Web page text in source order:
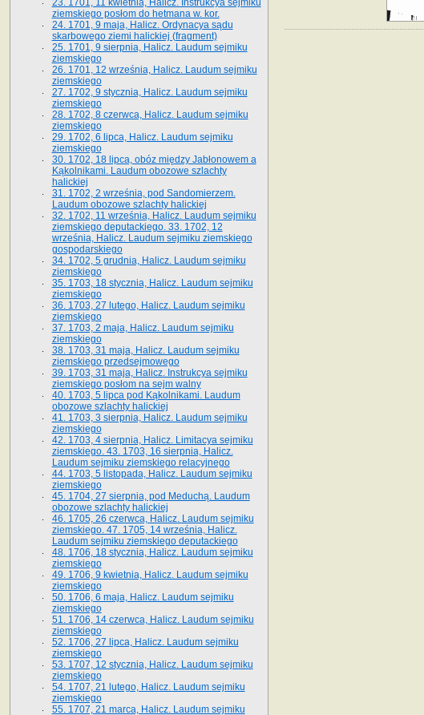
23. 1701, 11 kwietnia, Halicz. Instrukcya sejmiku
ziemskiego posłom do hetmana w. kor.
24. 1701, 9 maja, Halicz. Ordynacya sądu
skarbowego ziemi halickiej (fragment)
25. 1701, 9 sierpnia, Halicz. Laudum sejmiku
ziemskiego
26. 1701, 12 września, Halicz. Laudum sejmiku
ziemskiego
27. 1702, 9 stycznia, Halicz. Laudum sejmiku
ziemskiego
28. 1702, 8 czerwca, Halicz. Laudum sejmiku
ziemskiego
29. 1702, 6 lipca, Halicz. Laudum sejmiku
ziemskiego
30. 1702, 18 lipca, obóz między Jabłonowem a
Kąkolnikami. Laudum obozowe szlachty
halickiej
31. 1702, 2 września, pod Sandomierzem.
Laudum obozowe szlachty halickiej
32. 1702, 11 września, Halicz. Laudum sejmiku
ziemskiego deputackiego. 33. 1702, 12
września, Halicz. Laudum sejmiku ziemskiego
gospodarskiego
34. 1702, 5 grudnia, Halicz. Laudum sejmiku
ziemskiego
35. 1703, 18 stycznia, Halicz. Laudum sejmiku
ziemskiego
36. 1703, 27 lutego, Halicz. Laudum sejmiku
ziemskiego
37. 1703, 2 maja, Halicz. Laudum sejmiku
ziemskiego
38. 1703, 31 maja, Halicz. Laudum sejmiku
ziemskiego przedsejmowego
39. 1703, 31 maja, Halicz. Instrukcya sejmiku
ziemskiego posłom na sejm walny
40. 1703, 5 lipca pod Kąkolnikami. Laudum
obozowe szlachty halickiej
41­. 1703, 3 sierpnia, Halicz. Laudum sejmiku
ziemskiego
42. 1703, 4 sierpnia, Halicz. Limitacya sejmiku
ziemskiego. 43. 1703, 16 sierpnia, Halicz.
Laudum sejmiku ziemskiego relacyjnego
44. 1703, 5 listopada, Halicz. Laudum sejmiku
ziemskiego
45. 1704, 27 sierpnia, pod Meduchą. Laudum
obozowe szlachty halickiej
46. 1705, 26 czerwca, Halicz. Laudum sejmiku
ziemskiego. 47. 1705, 14 września, Halicz.
Laudum sejmiku ziemskiego deputackiego
48. 1706, 18 stycznia, Halicz. Laudum sejmiku
ziemskiego
49. 1706, 9 kwietnia, Halicz. Laudum sejmiku
ziemskiego
50. 1706, 6 maja, Halicz. Laudum sejmiku
ziemskiego
51. 1706, 14 czerwca, Halicz. Laudum sejmiku
ziemskiego
52. 1706, 27 lipca, Halicz. Laudum sejmiku
ziemskiego
53. 1707, 12 stycznia, Halicz. Laudum sejmiku
ziemskiego
54. 1707, 21 lutego, Halicz. Laudum sejmiku
ziemskiego
55. 1707, 21 marca, Halicz. Laudum sejmiku